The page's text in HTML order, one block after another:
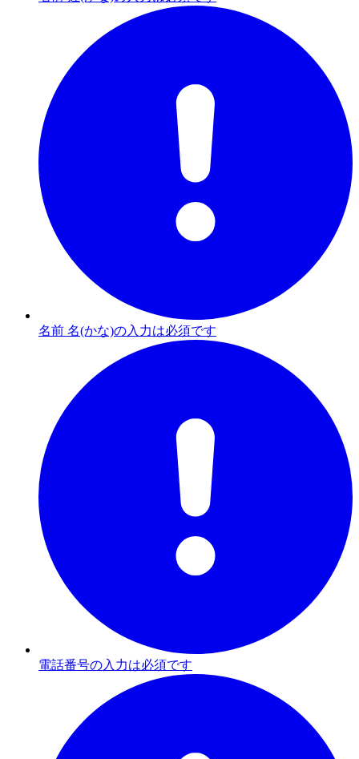
名前 名(かな)の入力は必須です
電話番号の入力は必須です